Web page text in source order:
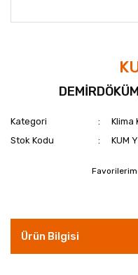
Kategori
Klima
Stok Kodu
KUM
Ürün Bilgisi